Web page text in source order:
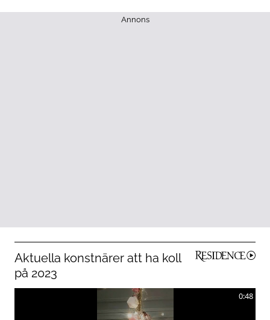
Annons
Aktuella konstnärer att ha koll
på 2023
0:48